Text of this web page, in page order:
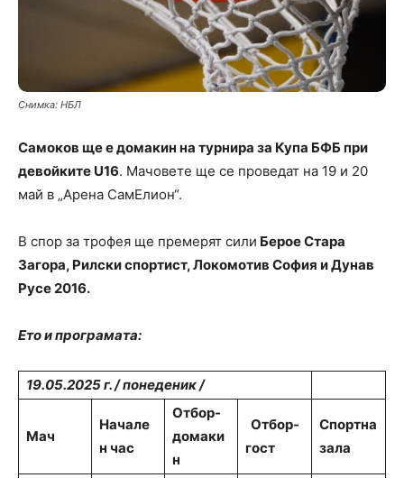
Снимка: НБЛ
Самоков ще е домакин на турнира за Купа БФБ при
девойките U16. Мачовете ще се проведат на 19 и 20
май в „Арена СамЕлион“.
В спор за трофея ще премерят сили Берое Стара
Загора, Рилски спортист, Локомотив София и Дунав
Русе 2016.
Ето и програмата:
19.05.2025 г. / понеденик /
Мач
Начале
н час
Отбор-
домаки
н
Отбор-
гост
Спортна
зала